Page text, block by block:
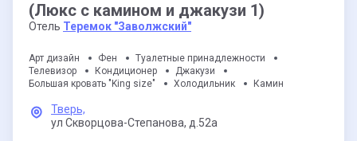
(Люкс с камином и джакузи 1)
Отель Теремок "Заволжский"
Арт дизайн Фен
Туалетные принадлежности
Телевизор
Кондиционер
Джакузи
Большая кровать "King size"
Холодильник Камин
Тверь,
ул Скворцова-Степанова, д.52а